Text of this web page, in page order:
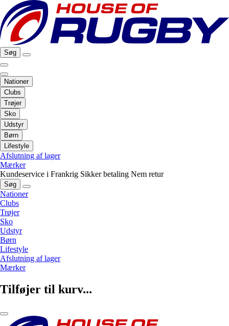
Søg
Nationer
Clubs
Trøjer
Sko
Udstyr
Børn
Lifestyle
Afslutning af lager
Mærker
Kundeservice i Frankrig Sikker betaling Nem retur
Søg
Nationer
Clubs
Trøjer
Sko
Udstyr
Børn
Lifestyle
Afslutning af lager
Mærker
Tilføjer til kurv...